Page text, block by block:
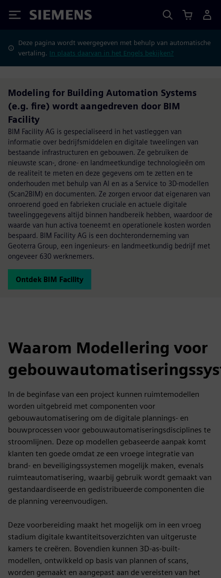
Siemens
Deze pagina wordt weergegeven met behulp van automatische
vertaling. In plaats daarvan in het Engels bekijken?
Modeling for Building Automation Systems
(e.g. fire) wordt aangedreven door BIM
Facility
BIM Facility AG is gespecialiseerd in het vastleggen van
informatie over bedrijfsmiddelen en digitale tweelingen van
bestaande infrastructuren en gebouwen. Ze gebruiken de
nieuwste scan-, drone- en landmeetkundige technologieën om
de realiteit te meten en deze gegevens om te zetten en te
onderhouden met behulp van AI en as a Service to 3D-modellen
(Scan2BIM) en documenten. Ze zorgen ervoor dat eigenaren van
onroerend goed en fabrieken cruciale en actuele digitale
tweelinggegevens altijd binnen handbereik hebben, waardoor de
waarde van hun activa toeneemt en operationele kosten worden
bespaard. BIM Facility AG is een dochteronderneming van
Geoterra Group, een ingenieurs- en landmeetkundig bedrijf met
ongeveer 630 werknemers.
Ontdek BIM Facility
Waarom Modellering voor
In de beginfase van een project kunnen ruimtemodellen
worden uitgebreid met componenten voor
gebouwautomatisering om de digitale plannings- en
bouwprocessen voor gebouwautomatiseringsdisciplines te
stroomlijnen. Deze op modellen gebaseerde aanpak komt
klanten ten goede omdat ze een vroege integratie van
brand- en beveiligingssystemen mogelijk maken, evenals
ruimteautomatisering, waarbij gebruik wordt gemaakt van
gestandaardiseerde en gedistribueerde componenten die
de planning vereenvoudigen.
Deze voorbereiding maakt het mogelijk om in een vroeg
stadium digitale kwantiteitsoverzichten van uitgeruste
kamers te creëren. Bovendien kunnen 3D-as-built-
modellen, ontwikkeld op basis van plannen of scans,
worden gemaakt en aangepast aan de vereisten van het